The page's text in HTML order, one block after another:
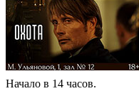
Начало в 14 часов.